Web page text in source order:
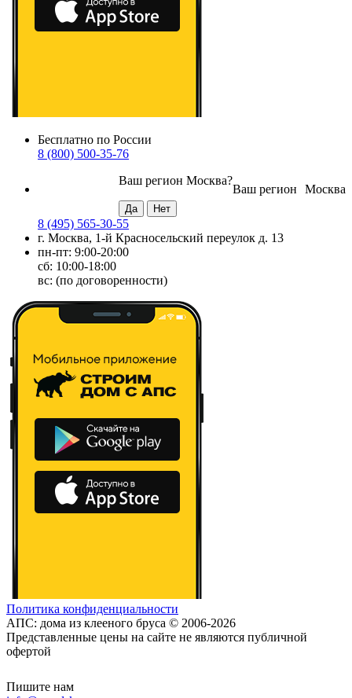
Бесплатно по России
8 (800) 500-35-76
Москва
Ваш регион
Ваш регион Москва?
8 (495) 565-30-55
г. Москва, 1-й Красносельский переулок д. 13
пн-пт: 9:00-20:00
сб: 10:00-18:00
вс: (по договоренности)
Политика конфиденциальности
АПС: дома из клееного бруса © 2006-2026
Представленные цены на сайте не являются публичной
офертой
Пишите нам